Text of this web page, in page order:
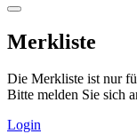
Merkliste
Die Merkliste ist nur
Bitte melden Sie sich
Login